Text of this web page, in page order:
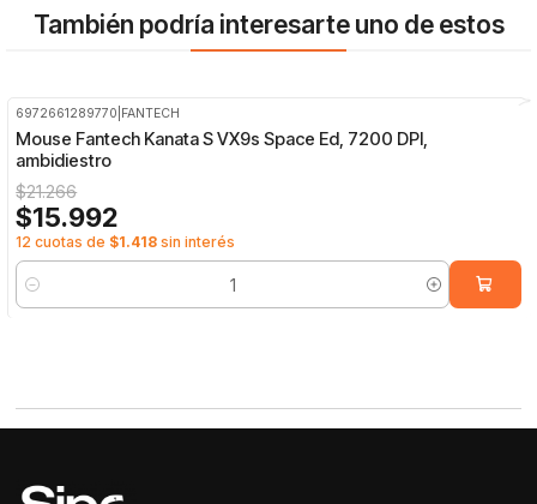
También podría interesarte uno de estos
6972661289770 FANTECH
Mouse Fantech Kanata S VX9s Space Ed, 7200 DPI,
ambidiestro
$21.266
$15.992
12 cuotas de $1.418 sin interés
Cantidad